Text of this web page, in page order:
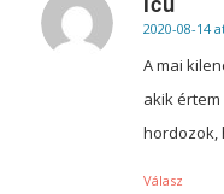
says:
2020-08-14
A mai
akik
hordozok,
Válasz